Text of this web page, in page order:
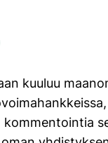
kuuluu